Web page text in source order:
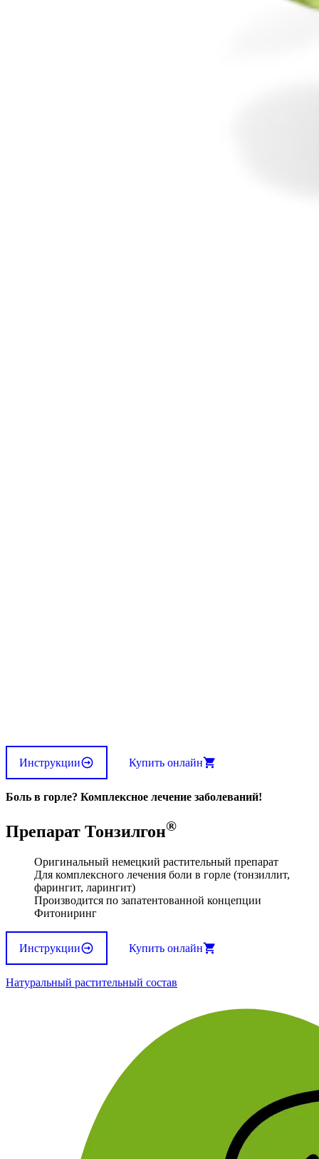
Инструкции Купить онлайн
Боль в горле? Комплексное лечение заболеваний!
Препарат Тонзилгон®
Оригинальный немецкий растительный препарат
Для комплексного лечения боли в горле (тонзиллит,
фарингит, ларингит)
Производится по запатентованной концепции
Фитониринг
Инструкции Купить онлайн
Натуральный растительный состав